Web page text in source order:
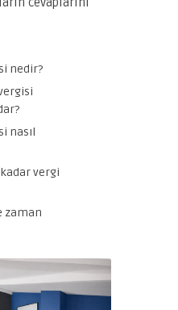
nedir?
nasıl
vergi
zaman